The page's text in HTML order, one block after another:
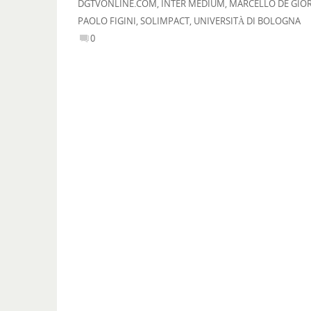
DGTVONLINE.COM, INTER MEDIUM, MARCELLO DE
PAOLO FIGINI,SOLIMPACT, UNIVERSITÀ DI BOLOGNA
0